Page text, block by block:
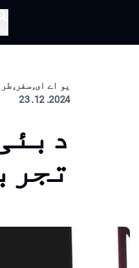
یو اے ای, سفر,
2024. 12. 23